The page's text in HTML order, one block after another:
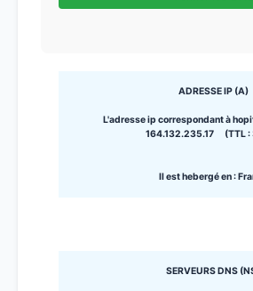
ADRESSE IP (A)
L'adresse ip correspondant à
164.132.235.17 (TTL :
Il est hebergé en :
SERVEURS DNS